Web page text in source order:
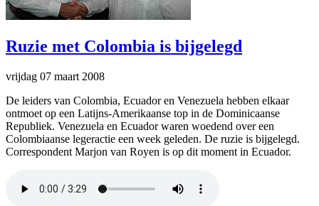
Ruzie met Colombia is bijgelegd
vrijdag 07 maart 2008
De leiders van Colombia, Ecuador en Venezuela hebben elkaar
ontmoet op een Latijns-Amerikaanse top in de Dominicaanse
Republiek. Venezuela en Ecuador waren woedend over een
Colombiaanse legeractie een week geleden. De ruzie is bijgelegd.
Correspondent Marjon van Royen is op dit moment in Ecuador.